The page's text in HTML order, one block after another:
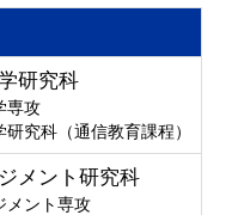
研究科
専攻
研究科（通信教育課程）
メント研究科
メント専攻